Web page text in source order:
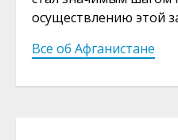
осуществлению этой
Все об Афганистане